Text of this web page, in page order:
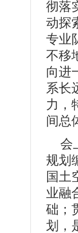
彻落
动探
专业
不移
向进
系长
力，
间总
会
规划
国土
业融
础；
划，